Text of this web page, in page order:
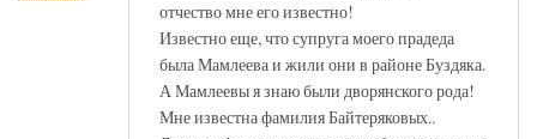
отчество мне его известно!
Известно еще, что супруга моего прадеда
была Мамлеева и жили они в районе Буздяка.
А Мамлеевы я знаю были дворянского рода!
Мне известна фамилия Байтеряковых..